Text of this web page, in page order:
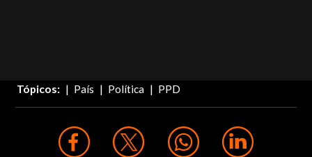
Tópicos: País Política PPD